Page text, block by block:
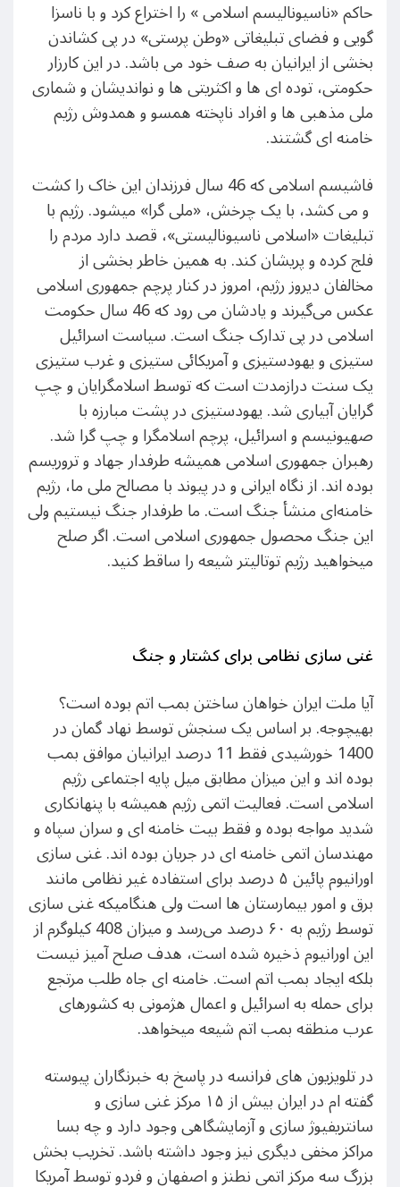
حاکم «ناسیونالیسم اسلامی » را اختراع کرد و با ناسزا
گویی و فضای تبلیغاتی «وطن پرستی» در پی کشاندن
بخشی از ایرانیان به صف خود می باشد. در این کارزار
حکومتی، توده ای ها و اکثریتی ها و نواندیشان و شماری
ملی مذهبی ها و افراد ناپخته همسو و همدوش رژیم
خامنه ای گشتند.
فاشیسم اسلامی که 46 سال فرزندان این خاک را کشت
و می کشد، با یک چرخش، «ملی گرا» میشود. رژیم با
تبلیغات «اسلامی ناسیونالیستی»، قصد دارد مردم را
فلج کرده و پریشان کند. به همین خاطر بخشی از
مخالفان دیروز رژیم، امروز در کنار پرچم جمهوری اسلامی
عکس می‌گیرند و یادشان می رود که 46 سال حکومت
اسلامی در پی تدارک جنگ است. سیاست اسرائیل
ستیزی و یهودستیزی و آمریکائی ستیزی و غرب ستیزی
یک سنت درازمدت است که توسط اسلامگرایان و چپ
گرایان آبیاری شد. یهودستیزی در پشت مبارزه با
صهیونیسم و اسرائیل، پرچم اسلامگرا و چپ گرا شد.
رهبران جمهوری اسلامی همیشه طرفدار جهاد و تروریسم
بوده اند. از نگاه ایرانی و در پیوند با مصالح ملی ما، رژیم
خامنه‌ای منشأ جنگ است. ما طرفدار جنگ نیستیم ولی
این جنگ محصول جمهوری اسلامی است. اگر صلح
میخواهید رژیم توتالیتر شیعه را ساقط کنید.
غنی سازی نظامی برای کشتار و جنگ
آیا ملت ایران خواهان ساختن بمب اتم بوده است؟
بهیچوجه. بر اساس یک سنجش توسط نهاد گمان در
1400 خورشیدی فقط 11 درصد ایرانیان موافق بمب
بوده اند و این میزان مطابق میل پایه اجتماعی رژیم
اسلامی است. فعالیت اتمی رژیم همیشه با پنهانکاری
شدید مواجه بوده و فقط بیت خامنه ای و سران سپاه و
مهندسان اتمی خامنه ای در جریان بوده اند. غنی سازی
اورانیوم پائین ۵ درصد برای استفاده غیر نظامی مانند
برق و امور بیمارستان ها است ولی هنگامیکه غنی سازی
توسط رژیم به ۶۰ درصد می‌رسد و میزان 408 کیلوگرم از
این اورانیوم ذخیره شده است، هدف صلح آمیز نیست
بلکه ایجاد بمب اتم است. خامنه ای جاه طلب مرتجع
برای حمله به اسرائیل و اعمال هژمونی به کشورهای
عرب منطقه بمب اتم شیعه میخواهد.
در تلویزیون های فرانسه در پاسخ به خبرنگاران پیوسته
گفته ام در ایران بیش از ۱۵ مرکز غنی سازی و
سانتریفیوژ سازی و آزمایشگاهی وجود دارد و چه بسا
مراکز مخفی دیگری نیز وجود داشته باشد. تخریب بخش
بزرگ سه مرکز اتمی نطنز و اصفهان و فردو توسط آمریکا